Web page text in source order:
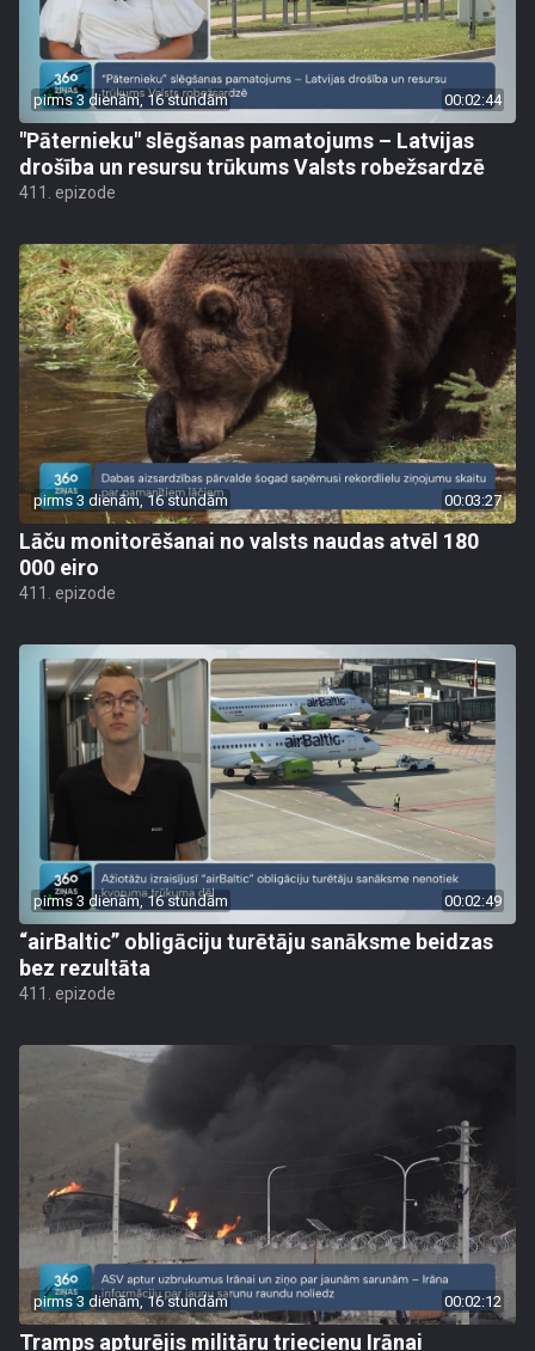
pirms 3 dienām, 16 stundām 00:02:44
"Pāternieku" slēgšanas pamatojums – Latvijas
drošība un resursu trūkums Valsts robežsardzē
411. epizode
pirms 3 dienām, 16 stundām 00:03:27
Lāču monitorēšanai no valsts naudas atvēl 180
000 eiro
411. epizode
pirms 3 dienām, 16 stundām 00:02:49
“airBaltic” obligāciju turētāju sanāksme beidzas
bez rezultāta
411. epizode
pirms 3 dienām, 16 stundām 00:02:12
Tramps apturējis militāru triecienu Irānai